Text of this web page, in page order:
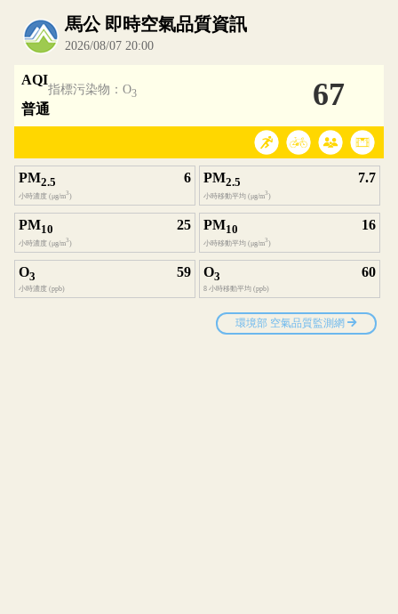
內嵌空氣品質小工具為視覺預覽，完整即時空